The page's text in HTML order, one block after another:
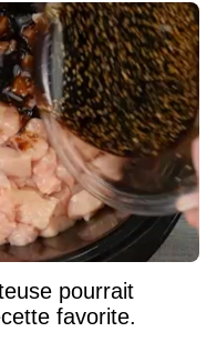
pourrait
favorite.